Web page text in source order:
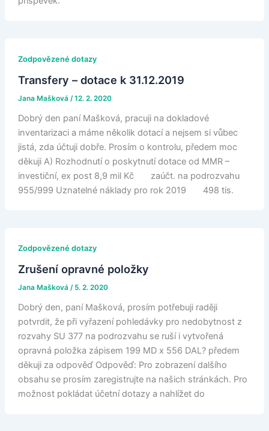
Zodpovězené dotazy
Transfery – dotace k 31.12.2019
Jana Mašková /12. 2. 2020
Dobrý den paní Mašková, pracuji na dokladové
inventarizaci a máme několik dotací a nejsem si vůbec
jistá, zda účtuji dobře. Prosím o kontrolu, předem moc
děkuji A) Rozhodnutí o poskytnutí dotace od MMR –
investiční, ex post 8,9 mil Kč zaúčt. na podrozvahu
955/999 Uznatelné náklady pro rok 2019 498 tis.
Zodpovězené dotazy
Zrušení opravné položky
Jana Mašková / 5. 2. 2020
Dobrý den, paní Mašková, prosím potřebuji raději
potvrdit, že při vyřazení pohledávky pro nedobytnost z
rozvahy SU 377 na podrozvahu se ruší i vytvořená
opravná položka zápisem 199 MD x 556 DAL? předem
děkuji za odpověď Odpověď: Pro zobrazení dalšího
obsahu se prosím zaregistrujte na našich stránkách. Pro
možnost pokládat účetní dotazy a nahlížet do